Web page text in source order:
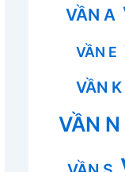
VẦN A
VẦN E
VẦN K
VẦN N